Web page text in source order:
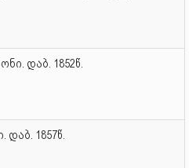
დაბ. 1852წ.
დაბ. 1857წ.